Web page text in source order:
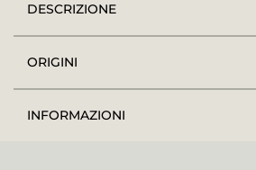
DESCRIZIONE
ORIGINI
INFORMAZIONI